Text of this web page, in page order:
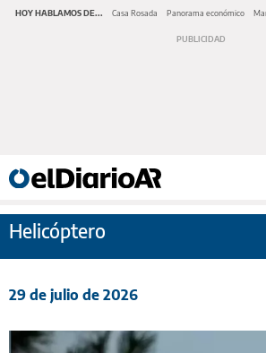
HOY HABLAMOS DE... Casa Rosada Panorama económico
Helicóptero
29 de julio de 2026